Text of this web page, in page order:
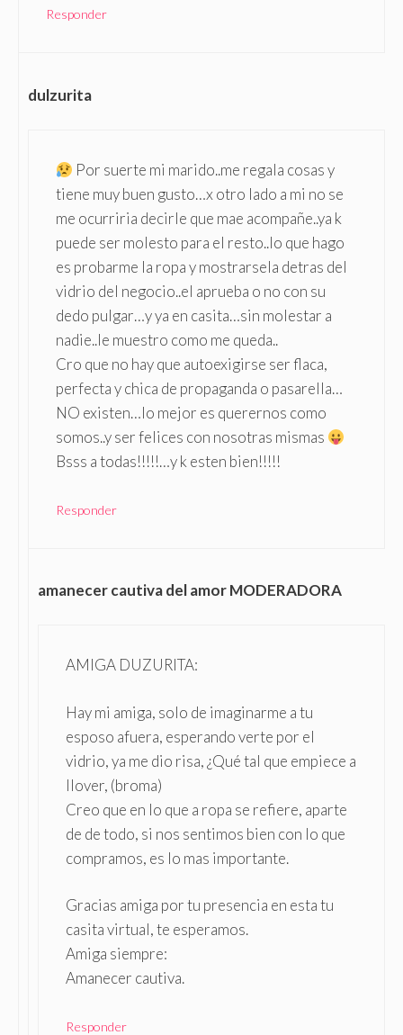
Responder
dulzurita
Por suerte mi marido..me regala cosas y
tiene muy buen gusto…x otro lado a mi no se
me ocurriria decirle que mae acompañe..ya k
puede ser molesto para el resto..lo que hago
es probarme la ropa y mostrarsela detras del
vidrio del negocio..el aprueba o no con su
dedo pulgar…y ya en casita…sin molestar a
nadie..le muestro como me queda..
Cro que no hay que autoexigirse ser flaca,
perfecta y chica de propaganda o pasarella…
NO existen…lo mejor es querernos como
somos..y ser felices con nosotras mismas
Bsss a todas!!!!!…y k esten bien!!!!!
Responder
amanecer cautiva del amor MODERADORA
AMIGA DUZURITA:
Hay mi amiga, solo de imaginarme a tu
esposo afuera, esperando verte por el
vidrio, ya me dio risa, ¿Qué tal que empiece a
llover, (broma)
Creo que en lo que a ropa se refiere, aparte
de de todo, si nos sentimos bien con lo que
compramos, es lo mas importante.
Gracias amiga por tu presencia en esta tu
casita virtual, te esperamos.
Amiga siempre:
Amanecer cautiva.
Responder